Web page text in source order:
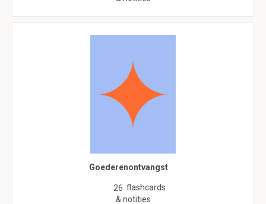
Goederenontvangst
26 flashcards
& notities